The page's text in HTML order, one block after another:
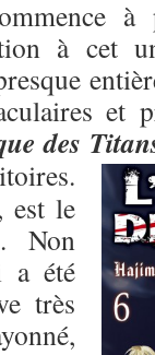
à
à cet
et
des
est le
Non
a été
très